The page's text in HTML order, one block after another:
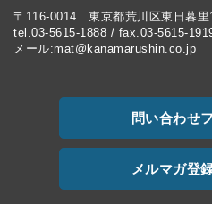
〒116-0014 東京都荒川区東日暮里
tel.03-5615-1888 / fax.03-5615-
メール:mat@kanamarushin.co.jp
問い合わせ
メルマガ登